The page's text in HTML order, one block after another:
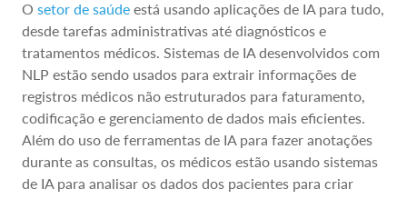
O setor de saúde está usando aplicações de IA para tudo,
desde tarefas administrativas até diagnósticos e
tratamentos médicos. Sistemas de IA desenvolvidos com
NLP estão sendo usados para extrair informações de
registros médicos não estruturados para faturamento,
codificação e gerenciamento de dados mais eficientes.
Além do uso de ferramentas de IA para fazer anotações
durante as consultas, os médicos estão usando sistemas
de IA para analisar os dados dos pacientes para criar